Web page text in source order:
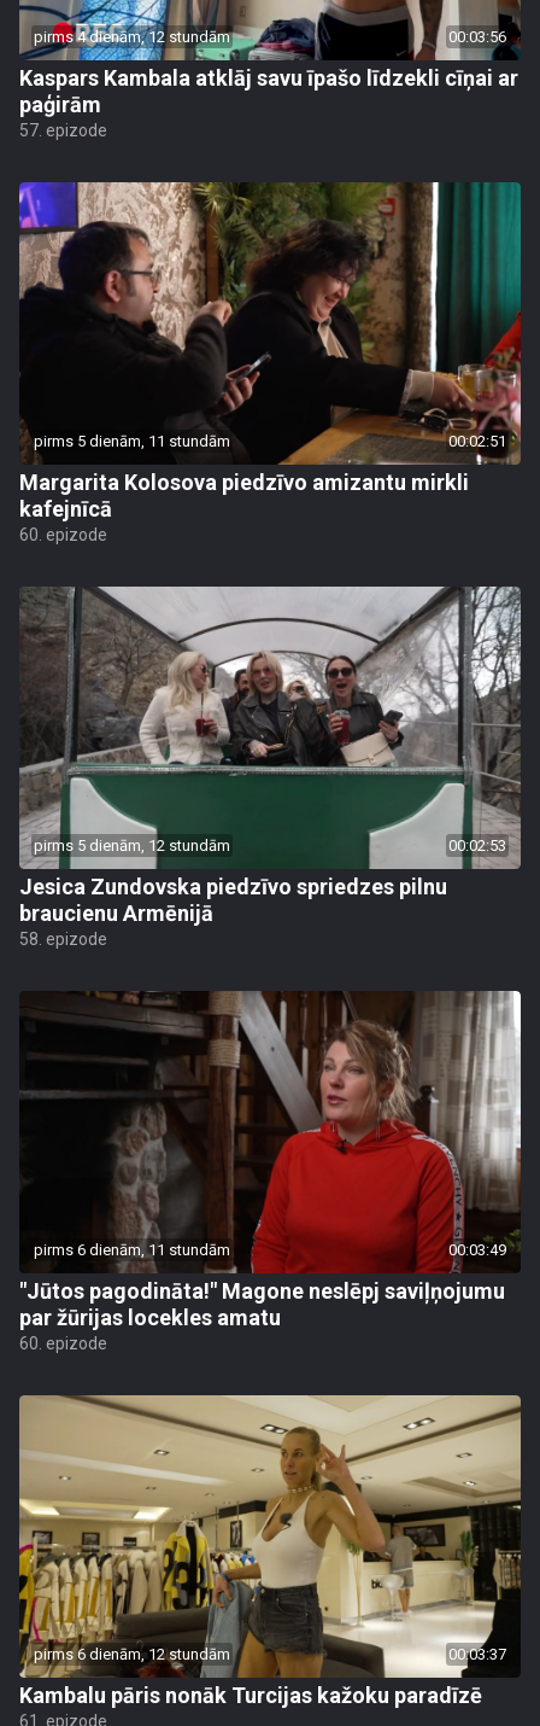
pirms 4 dienām, 12 stundām 00:03:56
Kaspars Kambala atklāj savu īpašo līdzekli cīņai ar
paģirām
57. epizode
pirms 5 dienām, 11 stundām 00:02:51
Margarita Kolosova piedzīvo amizantu mirkli
kafejnīcā
60. epizode
pirms 5 dienām, 12 stundām 00:02:53
Jesica Zundovska piedzīvo spriedzes pilnu
braucienu Armēnijā
58. epizode
pirms 6 dienām, 11 stundām 00:03:49
"Jūtos pagodināta!" Magone neslēpj saviļņojumu
par žūrijas locekles amatu
60. epizode
pirms 6 dienām, 12 stundām 00:03:37
Kambalu pāris nonāk Turcijas kažoku paradīzē
61. epizode